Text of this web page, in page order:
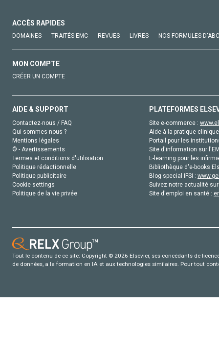
ACCÈS RAPIDES
DOMAINES TRAITÉS EMC REVUES LIVRES NOS FORMULES
MON COMPTE
CRÉER UN COMPTE
AIDE & SUPPORT
Contactez-nous / FAQ
Qui sommes-nous ?
Mentions légales
© - Avertissements
Termes et conditions d'utilisation
Politique rédactionnelle
Politique publicitaire
Cookie settings
Politique de la vie privée
PLATEFORMES
Site e-commerce :
Aide à la pratique
Portail pour les
Site d'information sur
E-learning pour les
Bibliothèque d'e-books
Blog special IFSI :
Suivez notre actualité
Site d'emploi en santé :
Tout le contenu de ce site: Copyright © 2026 Elsevier, ses concédants de
de données, a la formation en IA et aux technologies similaires. Pour tout